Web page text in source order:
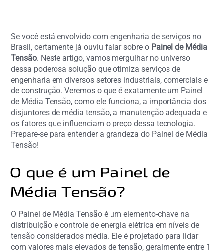
Se você está envolvido com engenharia de serviços no
Brasil, certamente já ouviu falar sobre o Painel de Média
Tensão. Neste artigo, vamos mergulhar no universo
dessa poderosa solução que otimiza serviços de
engenharia em diversos setores industriais, comerciais e
de construção. Veremos o que é exatamente um Painel
de Média Tensão, como ele funciona, a importância dos
disjuntores de média tensão, a manutenção adequada e
os fatores que influenciam o preço dessa tecnologia.
Prepare-se para entender a grandeza do Painel de Média
Tensão!
O que é um Painel de
Média Tensão?
O Painel de Média Tensão é um elemento-chave na
distribuição e controle de energia elétrica em níveis de
tensão considerados média. Ele é projetado para lidar
com valores mais elevados de tensão, geralmente entre 1